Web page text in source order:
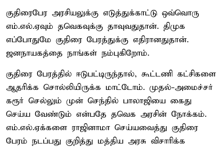
குதிரைபேர அரசியலுக்கு எடுத்துக்காட்டு ஒவ்வொரு
எம்.எல்.ஏவும் தவெகவுக்கு தாவுவதுதான். திமுக
எப்போதுமே குதிரை பேரத்துக்கு எதிரானதுதான்.
ஜனநாயகத்தை நாங்கள் நம்புகிறோம்.
குதிரை பேரத்தில் ஈடுபட்டிருந்தால், கூட்டணி கட்சிகளை
ஆதரிக்க சொல்லியிருக்க மாட்டோம். முதல்-அமைச்சர்
கரூர் செல்லும் முன் செந்தில் பாலாஜியை கைது
செய்ய வேண்டும் என்பதே தவெக அரசின் நோக்கம்.
எம்.எல்.ஏக்களை ராஜினாமா செய்யவைத்து குதிரை
பேரம் நடப்பது குறித்து மத்திய அரசு விசாரிக்க